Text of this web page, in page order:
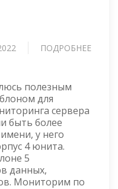
ПОДРОБНЕЕ
полезным
для
сервера
быть более
у него
4 юнита.
5
данных,
Мониторим по